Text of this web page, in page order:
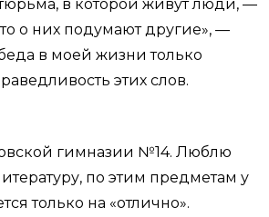
в которой живут люди, —
о них подумают другие», —
в моей жизни только
этих слов.
гимназии №14. Люблю
по этим предметам у
только на «отлично».